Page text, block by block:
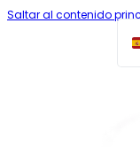
Saltar al contenido